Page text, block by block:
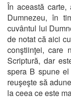
În această carte,
Dumnezeu, în
cuvântul lui
de notat că aici
conştiinţei, care
Scriptură, dar
spera B spune
reuşeşte să
la ceea ce este